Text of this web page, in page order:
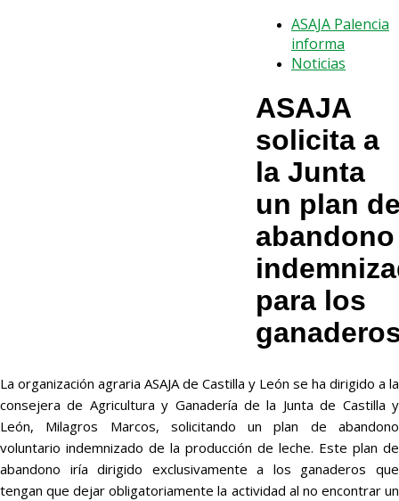
ASAJA Palencia
informa
Noticias
ASAJA
solicita a
la Junta
un plan
abandono
para los
La organización agraria ASAJA de Castilla y León se ha dirigido a la
consejera de Agricultura y Ganadería de la Junta de Castilla y
León, Milagros Marcos, solicitando un plan de abandono
voluntario indemnizado de la producción de leche. Este plan de
abandono iría dirigido exclusivamente a los ganaderos que
tengan que dejar obligatoriamente la actividad al no encontrar un